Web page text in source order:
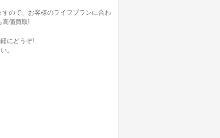
ので、お客様のライフプランに合わ
高価買取!
にどうぞ!
。